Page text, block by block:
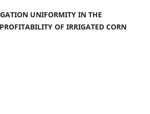
UNIFORMITY IN THE
OF IRRIGATED CORN